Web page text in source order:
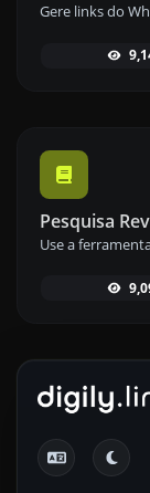
Pesquisa